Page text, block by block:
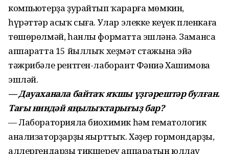
компьютерҙа ҙурайтып ҡарарға мөмкин,
һүрәттәр асыҡ сыға. Улар элекке кеүек пленкаға
төшөрөлмәй, һанлы форматта эшләнә. Заманса
аппаратта 15 йыллыҡ хеҙмәт стажына эйә
тәжрибәле рентген-лаборант Фәниә Хашимова
эшләй.
— Дауаханала байтаҡ яҡшы үҙгәрештәр булған.
Тағы ниндәй яңылыҡтарығыҙ бар?
— Лабораторияла биохимик һәм гематологик
анализаторҙарҙы яңырттыҡ. Хәҙер гормондарҙы,
аллергендарҙы тикшереү аппаратын юллау